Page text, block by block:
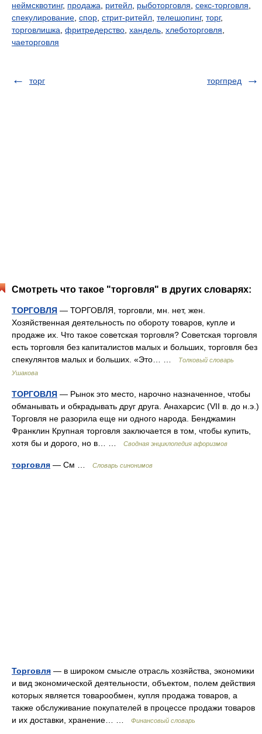
неймсквотинг, продажа ритейл рыботорговля секс-торговля
спекулирование спор стрит-ритейл телешопинг, торг,
торговлишка фритредерство хандель хлеботорговля
чаеторговля
торг торгпред
Смотреть что такое "торговля" в других словарях:
ТОРГОВЛЯ — ТОРГОВЛЯ, торговли, мн. нет, жен.
Хозяйственная деятельность по обороту товаров, купле и
продаже их. Что такое советская торговля? Советская торговля
есть торговля без капиталистов малых и больших, торговля без
спекулянтов малых и больших. «Это… …
Толковый словарь
Ушакова
ТОРГОВЛЯ — Рынок это место, нарочно назначенное, чтобы
обманывать и обкрадывать друг друга. Анахарсис (VII в. до н.э.)
Торговля не разорила еще ни одного народа. Бенджамин
Франклин Крупная торговля заключается в том, чтобы купить,
хотя бы и дорого, но в… …
Сводная энциклопедия афоризмов
торговля — См … Словарь синонимов
Торговля — в широком смысле отрасль хозяйства, экономики
и вид экономической деятельности, объектом, полем действия
которых является товарообмен, купля продажа товаров, а
также обслуживание покупателей в процессе продажи товаров
и их доставки, хранение… …
Финансовый словарь